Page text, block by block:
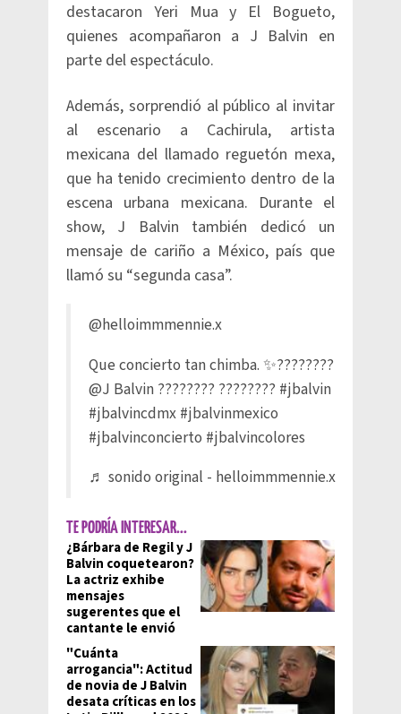
destacaron Yeri Mua y El Bogueto,
quienes acompañaron a J Balvin en
parte del espectáculo.
Además, sorprendió al público al invitar
al escenario a Cachirula, artista
mexicana del llamado reguetón mexa,
que ha tenido crecimiento dentro de la
escena urbana mexicana. Durante el
show, J Balvin también dedicó un
mensaje de cariño a México, país que
llamó su “segunda casa”.
@helloimmmennie.x
Que concierto tan chimba. ✨????????
@J Balvin ???????? ???????? #jbalvin
#jbalvincdmx #jbalvinmexico
#jbalvinconcierto #jbalvincolores
♬ sonido original - helloimmmennie.x
TE PODRÍA INTERESAR...
¿Bárbara de Regil y J
Balvin coquetearon?
La actriz exhibe
mensajes
sugerentes que el
cantante le envió
"Cuánta
arrogancia": Actitud
de novia de J Balvin
desata críticas en los